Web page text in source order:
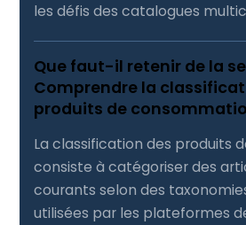
les défis des catalogues
Que faut-il retenir de la
Comprendre la
produits de
La classification des produits
consiste à catégoriser des
courants selon des
utilisées par les plateformes